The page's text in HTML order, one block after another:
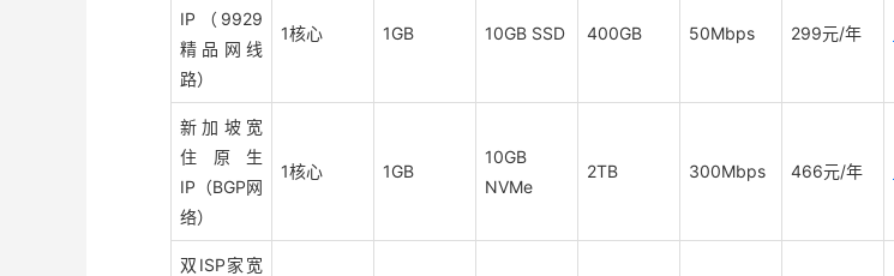
IP（9929
精品网线
路）
1核心 1GB 10GB SSD 400GB 50Mbps 299元/年
新加坡宽
住原生
IP（BGP网
络）
1核心 1GB
10GB
NVMe
2TB 300Mbps 466元/年
双ISP家宽